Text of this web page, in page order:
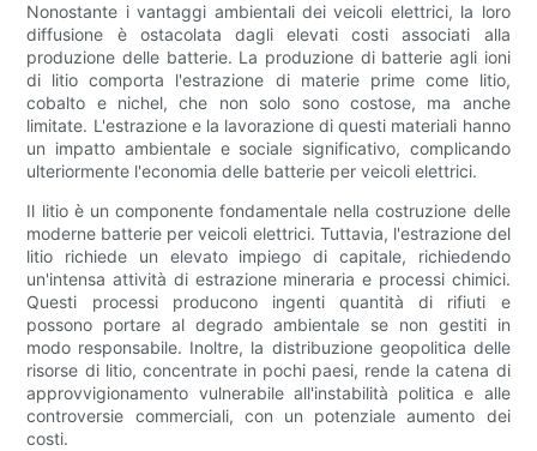
Nonostante i vantaggi ambientali dei veicoli elettrici, la loro
diffusione è ostacolata dagli elevati costi associati alla
produzione delle batterie. La produzione di batterie agli ioni
di litio comporta l'estrazione di materie prime come litio,
cobalto e nichel, che non solo sono costose, ma anche
limitate. L'estrazione e la lavorazione di questi materiali hanno
un impatto ambientale e sociale significativo, complicando
ulteriormente l'economia delle batterie per veicoli elettrici.
Il litio è un componente fondamentale nella costruzione delle
moderne batterie per veicoli elettrici. Tuttavia, l'estrazione del
litio richiede un elevato impiego di capitale, richiedendo
un'intensa attività di estrazione mineraria e processi chimici.
Questi processi producono ingenti quantità di rifiuti e
possono portare al degrado ambientale se non gestiti in
modo responsabile. Inoltre, la distribuzione geopolitica delle
risorse di litio, concentrate in pochi paesi, rende la catena di
approvvigionamento vulnerabile all'instabilità politica e alle
controversie commerciali, con un potenziale aumento dei
costi.